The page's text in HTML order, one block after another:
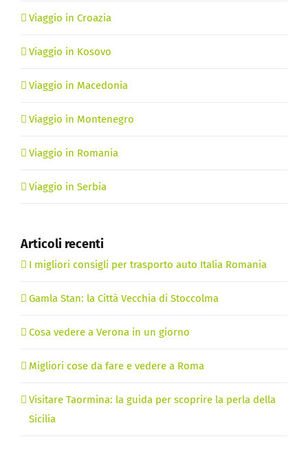
Viaggio in Croazia
Viaggio in Kosovo
Viaggio in Macedonia
Viaggio in Montenegro
Viaggio in Romania
Viaggio in Serbia
Articoli recenti
I migliori consigli per trasporto auto Italia Romania
Gamla Stan: la Città Vecchia di Stoccolma
Cosa vedere a Verona in un giorno
Migliori cose da fare e vedere a Roma
Visitare Taormina: la guida per scoprire la perla della
Sicilia